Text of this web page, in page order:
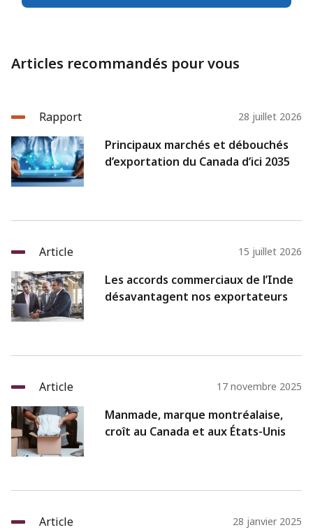
Articles recommandés pour vous
Rapport 28 juillet 2026
Principaux marchés et débouchés
d’exportation du Canada d’ici 2035
Article 15 juillet 2026
Les accords commerciaux de l’Inde
désavantagent nos exportateurs
Article 17 novembre 2025
Manmade, marque montréalaise,
croît au Canada et aux États-Unis
Article 28 janvier 2025